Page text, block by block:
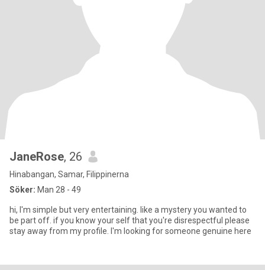
JaneRose, 26
Hinabangan, Samar, Filippinerna
Söker: Man 28 - 49
hi, I'm simple but very entertaining. like a mystery you wanted to
be part off. if you know your self that you're disrespectful please
stay away from my profile. I'm looking for someone genuine here